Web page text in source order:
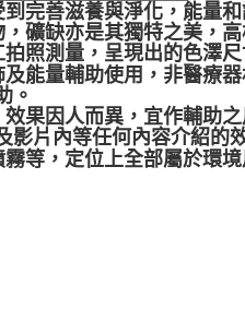
完善滋養與淨化，能量
礦缺亦是其獨特之美，
照測量，呈現出的色澤
及能量輔助使用，非醫療
。
效果因人而異，宜作輔助
影片內等任何內容介紹的
等，定位上全部屬於環